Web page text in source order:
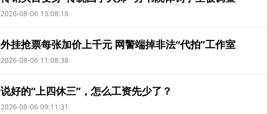
2026-08-06 13:08:18
外挂抢票每张加价上千元 网警端掉非法“代拍”工作室
2026-08-06 11:08:38
说好的“上四休三”，怎么工资先少了？
2026-08-06 09:11:31